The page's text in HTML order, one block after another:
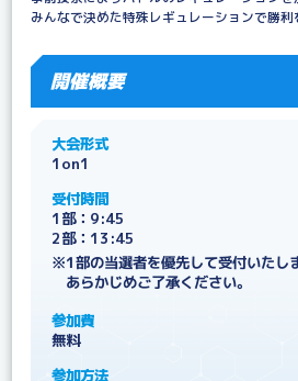
みんなで決めた特殊レギュレーションで勝利
開催概要
大会形式
1on1
受付時間
1部：9:45
2部：13:45
※1部の当選者を優先して受付いたし
あらかじめご了承ください。
参加費
無料
参加方法